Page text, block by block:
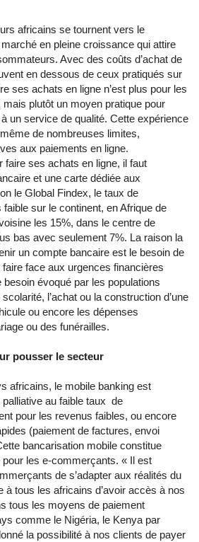
africains se tournent vers le
en pleine croissance qui attire
Avec des coûts d’achat de
en dessous de ceux pratiqués sur
ses achats en ligne n’est plus pour les
plutôt un moyen pratique pour
un service de qualité. Cette expérience
de nombreuses limites,
aux paiements en ligne.
faire ses achats en ligne, il faut
et une carte dédiée aux
le Global Findex, le taux de
sur le continent, en Afrique de
les 15%, dans le centre de
bas avec seulement 7%. La raison la
un compte bancaire est le besoin de
face aux urgences financières
évoqué par les populations
l’achat ou la construction d’une
ou encore les dépenses
ou des funérailles.
pousser le secteur
africains, le mobile banking est
au faible taux de
pour les revenus faibles, ou encore
(paiement de factures, envoi
bancarisation mobile constitue
pour les e-commerçants. « Il est
de s’adapter aux réalités du
à tous les africains d’avoir accès à nos
tous les moyens de paiement
comme le Nigéria, le Kenya par
la possibilité à nos clients de payer